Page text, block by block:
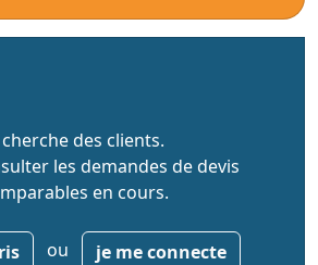
cherche des clients.
les demandes de devis
en cours.
ou je me connecte